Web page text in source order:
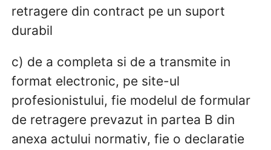
retragere din contract pe un suport
durabil
c) de a completa si de a transmite in
format electronic, pe site-ul
profesionistului, fie modelul de formular
de retragere prevazut in partea B din
anexa actului normativ, fie o declaratie